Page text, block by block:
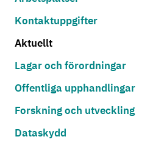
Kontaktuppgifter
Aktuellt
Lagar och förordningar
Offentliga upphandlingar
Forskning och utveckling
Dataskydd